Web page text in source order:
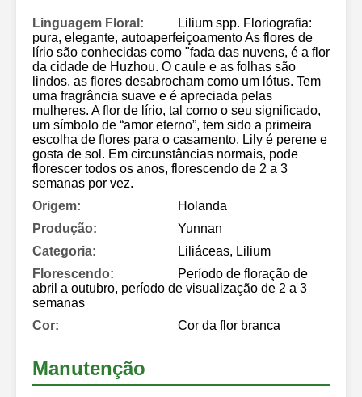
Linguagem Floral:
Lilium spp. Floriografia:
pura, elegante, autoaperfeiçoamento As flores de
lírio são conhecidas como "fada das nuvens, é a flor
da cidade de Huzhou. O caule e as folhas são
lindos, as flores desabrocham como um lótus. Tem
uma fragrância suave e é apreciada pelas
mulheres. A flor de lírio, tal como o seu significado,
um símbolo de “amor eterno”, tem sido a primeira
escolha de flores para o casamento. Lily é perene e
gosta de sol. Em circunstâncias normais, pode
florescer todos os anos, florescendo de 2 a 3
semanas por vez.
Origem:
Holanda
Produção:
Yunnan
Categoria:
Liliáceas, Lilium
Florescendo:
Período de floração de
abril a outubro, período de visualização de 2 a 3
semanas
Cor:
Cor da flor branca
Manutenção